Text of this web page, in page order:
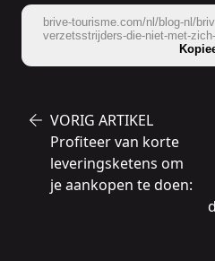
brive-tourisme.com/nl/blog-nl/
verzetsstrijders-die-niet-met-
VORIG ARTIKEL
Profiteer van korte
leveringsketens om
je aankopen te doen: